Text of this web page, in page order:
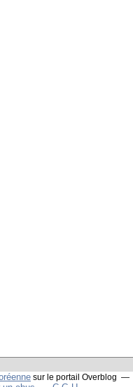
sur le portail Overblog